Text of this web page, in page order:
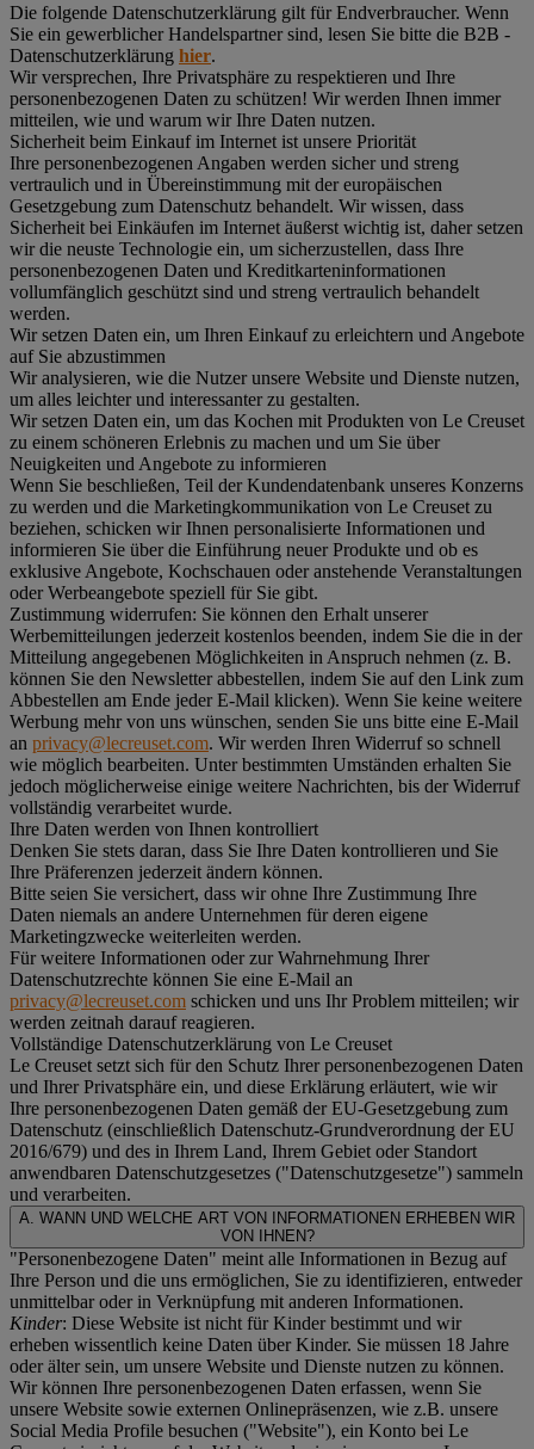
Die folgende Datenschutzerklärung gilt für Endverbraucher. Wenn
Sie ein gewerblicher Handelspartner sind, lesen Sie bitte die B2B -
Datenschutzerklärung hier.
Wir versprechen, Ihre Privatsphäre zu respektieren und Ihre
personenbezogenen Daten zu schützen! Wir werden Ihnen immer
mitteilen, wie und warum wir Ihre Daten nutzen.
Sicherheit beim Einkauf im Internet ist unsere Priorität
Ihre personenbezogenen Angaben werden sicher und streng
vertraulich und in Übereinstimmung mit der europäischen
Gesetzgebung zum Datenschutz behandelt. Wir wissen, dass
Sicherheit bei Einkäufen im Internet äußerst wichtig ist, daher setzen
wir die neuste Technologie ein, um sicherzustellen, dass Ihre
personenbezogenen Daten und Kreditkarteninformationen
vollumfänglich geschützt sind und streng vertraulich behandelt
werden.
Wir setzen Daten ein, um Ihren Einkauf zu erleichtern und Angebote
auf Sie abzustimmen
Wir analysieren, wie die Nutzer unsere Website und Dienste nutzen,
um alles leichter und interessanter zu gestalten.
Wir setzen Daten ein, um das Kochen mit Produkten von Le Creuset
zu einem schöneren Erlebnis zu machen und um Sie über
Neuigkeiten und Angebote zu informieren
Wenn Sie beschließen, Teil der Kundendatenbank unseres Konzerns
zu werden und die Marketingkommunikation von Le Creuset zu
beziehen, schicken wir Ihnen personalisierte Informationen und
informieren Sie über die Einführung neuer Produkte und ob es
exklusive Angebote, Kochschauen oder anstehende Veranstaltungen
oder Werbeangebote speziell für Sie gibt.
Zustimmung widerrufen: Sie können den Erhalt unserer
Werbemitteilungen jederzeit kostenlos beenden, indem Sie die in der
Mitteilung angegebenen Möglichkeiten in Anspruch nehmen (z. B.
können Sie den Newsletter abbestellen, indem Sie auf den Link zum
Abbestellen am Ende jeder E-Mail klicken). Wenn Sie keine weitere
Werbung mehr von uns wünschen, senden Sie uns bitte eine E-Mail
an privacy@lecreuset.com. Wir werden Ihren Widerruf so schnell
wie möglich bearbeiten. Unter bestimmten Umständen erhalten Sie
jedoch möglicherweise einige weitere Nachrichten, bis der Widerruf
vollständig verarbeitet wurde.
Ihre Daten werden von Ihnen kontrolliert
Denken Sie stets daran, dass Sie Ihre Daten kontrollieren und Sie
Ihre Präferenzen jederzeit ändern können.
Bitte seien Sie versichert, dass wir ohne Ihre Zustimmung Ihre
Daten niemals an andere Unternehmen für deren eigene
Marketingzwecke weiterleiten werden.
Für weitere Informationen oder zur Wahrnehmung Ihrer
Datenschutzrechte können Sie eine E-Mail an
privacy@lecreuset.com schicken und uns Ihr Problem mitteilen; wir
werden zeitnah darauf reagieren.
Vollständige Datenschutzerklärung von Le Creuset
Le Creuset setzt sich für den Schutz Ihrer personenbezogenen Daten
und Ihrer Privatsphäre ein, und diese Erklärung erläutert, wie wir
Ihre personenbezogenen Daten gemäß der EU-Gesetzgebung zum
Datenschutz (einschließlich Datenschutz-Grundverordnung der EU
2016/679) und des in Ihrem Land, Ihrem Gebiet oder Standort
anwendbaren Datenschutzgesetzes ("Datenschutzgesetze") sammeln
und verarbeiten.
A. WANN UND WELCHE ART VON INFORMATIONEN ERHEBEN WIR
VON IHNEN?
"Personenbezogene Daten" meint alle Informationen in Bezug auf
Ihre Person und die uns ermöglichen, Sie zu identifizieren, entweder
unmittelbar oder in Verknüpfung mit anderen Informationen.
Kinder: Diese Website ist nicht für Kinder bestimmt und wir
erheben wissentlich keine Daten über Kinder. Sie müssen 18 Jahre
oder älter sein, um unsere Website und Dienste nutzen zu können.
Wir können Ihre personenbezogenen Daten erfassen, wenn Sie
unsere Website sowie externen Onlinepräsenzen, wie z.B. unsere
Social Media Profile besuchen ("Website"), ein Konto bei Le